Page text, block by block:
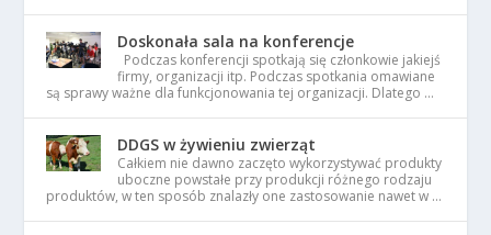
Doskonała sala na konferencje
Podczas konferencji spotkają się członkowie jakiejś
firmy, organizacji itp. Podczas spotkania omawiane
są sprawy ważne dla funkcjonowania tej organizacji. Dlatego …
DDGS w żywieniu zwierząt
Całkiem nie dawno zaczęto wykorzystywać produkty
uboczne powstałe przy produkcji różnego rodzaju
produktów, w ten sposób znalazły one zastosowanie nawet w …